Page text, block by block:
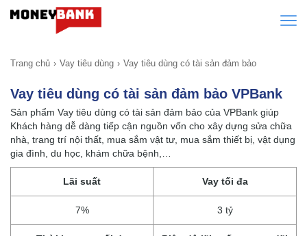
Trang chủ Vay tiêu dùng Vay tiêu dùng có tài sản đảm bảo
Vay tiêu dùng có tài sản đảm bảo VPBank
Sản phẩm Vay tiêu dùng có tài sản đảm bảo của VPBank giúp
Khách hàng dễ dàng tiếp cận nguồn vốn cho xây dựng sửa chữa
nhà, trang trí nội thất, mua sắm vật tư, mua sắm thiết bị, vật dụng
gia đình, du học, khám chữa bệnh,…
Lãi suất
7%
Vay tối đa
3 tỷ